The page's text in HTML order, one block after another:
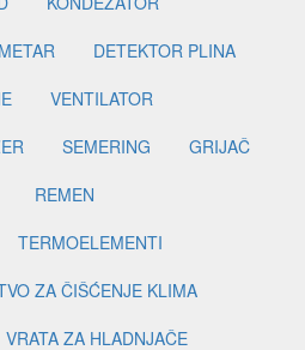
DETEKTOR PLINA
VENTILATOR
SEMERING
GRIJAČ
REMEN
TERMOELEMENTI
ZA ČIŠĆENJE KLIMA
VRATA ZA HLADNJAČE